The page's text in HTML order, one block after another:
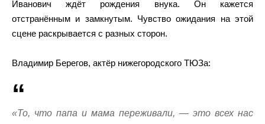
Иванович ждёт рождения внука. Он кажется
отстранённым и замкнутым. Чувство ожидания на этой
сцене раскрывается с разных сторон.
Владимир Берегов, актёр нижегородского ТЮЗа:
«То, что папа и мама переживали, — это всех нас